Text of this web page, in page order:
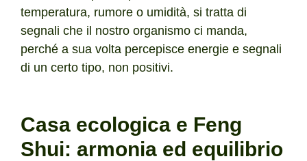
temperatura, rumore o umidità, si tratta di
segnali che il nostro organismo ci manda,
perché a sua volta percepisce energie e segnali
di un certo tipo, non positivi.
Casa ecologica e Feng
Shui: armonia ed equilibrio